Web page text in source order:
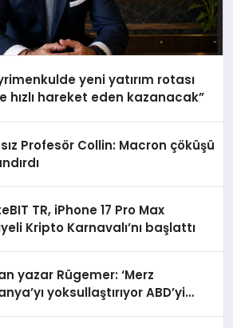
yeni yatırım rotası
hızlı hareket eden kazanacak”
Profesör Collin: Macron çöküşü
TR, iPhone 17 Pro Max
Kripto Karnavalı’nı başlattı
yazar Rügemer: ‘Merz
yoksullaştırıyor ABD’yi